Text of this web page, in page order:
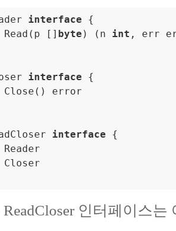
interface {
Read(p []
byte ) (n int , err
interface {
Close() error
interface {
Reader
Closer
ReadCloser 인터페이스